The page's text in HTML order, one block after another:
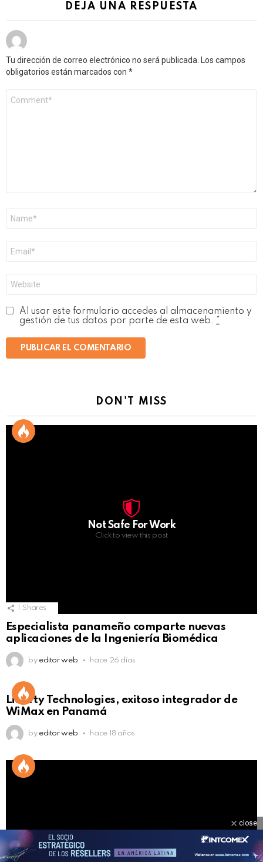
DEJA UNA RESPUESTA
Tu dirección de correo electrónico no será publicada.
Los campos
obligatorios están marcados con *
electrónico
*
Al usar este formulario accedes al almacenamiento y
gestión de tus datos por parte de esta web.
DON'T MISS
Not Safe For Work
Click to view this post
1 Shares
Especialista panameño comparte nuevas
aplicaciones de la Ingeniería Biomédica
by editor web hace 26 días
Liberty Technologies, exitoso integrador de
WiMax en Panamá
by editor web hace 18 años
close